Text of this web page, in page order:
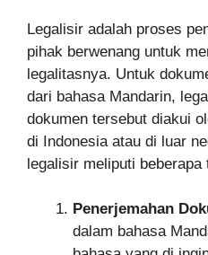
Legalisir adalah proses
pihak berwenang untuk
legalitasnya. Untuk
dari bahasa Mandarin,
dokumen tersebut diakui
di Indonesia atau di luar
legalisir meliputi beberapa
Penerjemahan
dalam bahasa